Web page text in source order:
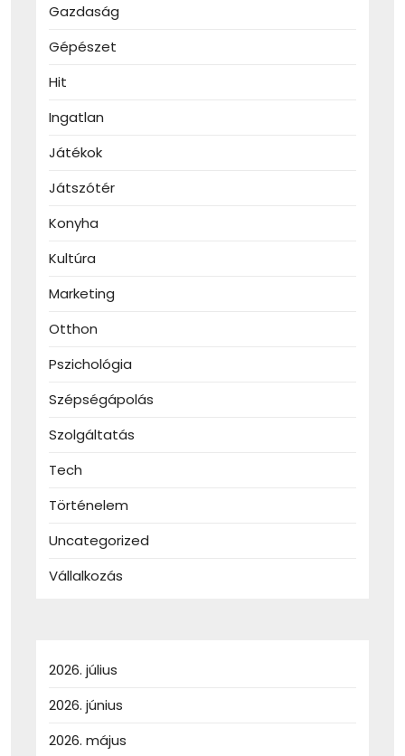
Gazdaság
Gépészet
Hit
Ingatlan
Játékok
Játszótér
Konyha
Kultúra
Marketing
Otthon
Pszichológia
Szépségápolás
Szolgáltatás
Tech
Történelem
Uncategorized
Vállalkozás
2026. július
2026. június
2026. május